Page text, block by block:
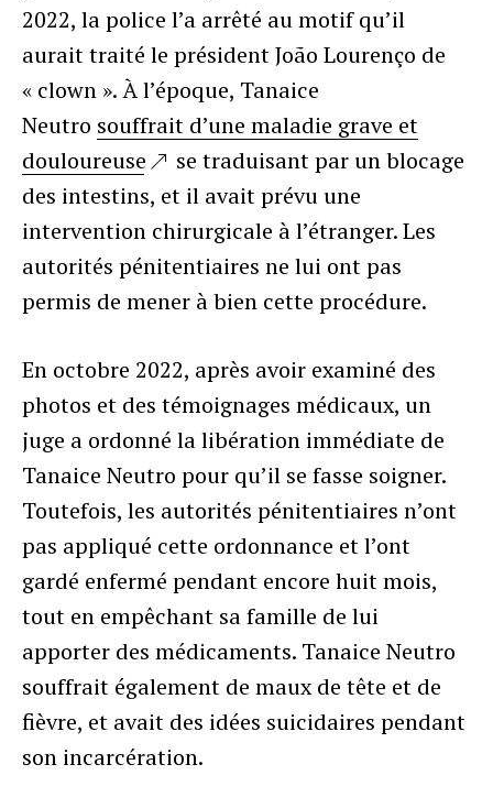
2022, la police l’a arrêté au motif qu’il
aurait traité le président João Lourenço de
« clown ». À l’époque, Tanaice
Neutro souffrait d’une maladie grave et
douloureuse
se traduisant par un blocage
des intestins, et il avait prévu une
intervention chirurgicale à l’étranger. Les
autorités pénitentiaires ne lui ont pas
permis de mener à bien cette procédure.
En octobre 2022, après avoir examiné des
photos et des témoignages médicaux, un
juge a ordonné la libération immédiate de
Tanaice Neutro pour qu’il se fasse soigner.
Toutefois, les autorités pénitentiaires n’ont
pas appliqué cette ordonnance et l’ont
gardé enfermé pendant encore huit mois,
tout en empêchant sa famille de lui
apporter des médicaments. Tanaice Neutro
souffrait également de maux de tête et de
fièvre, et avait des idées suicidaires pendant
son incarcération.